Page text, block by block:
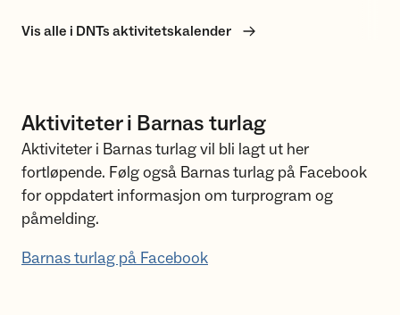
Vis alle i DNTs aktivitetskalender
Aktiviteter i Barnas turlag
Aktiviteter i Barnas turlag vil bli lagt ut her
fortløpende. Følg også Barnas turlag på Facebook
for oppdatert informasjon om turprogram og
påmelding.
Barnas turlag på Facebook